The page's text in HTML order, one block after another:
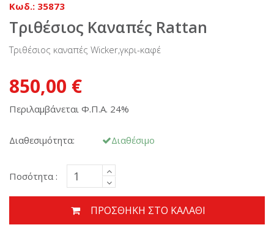
Κωδ.: 35873
Τριθέσιος Καναπές Rattan
Τριθέσιος καναπές Wicker,γκρι-καφέ
850,00 €
Περιλαμβάνεται Φ.Π.Α. 24%
Διαθεσιμότητα: Διαθέσιμο
Ποσότητα :
ΠΡΟΣΘΉΚΗ ΣΤΟ ΚΑΛΆΘΙ